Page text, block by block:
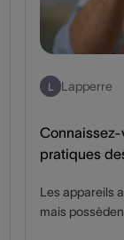
L Lapperre
pratiques
Les appareils
mais